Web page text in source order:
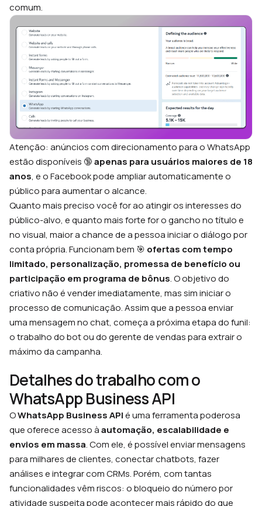
comum.
Atenção: anúncios com direcionamento para o WhatsApp
estão disponíveis 🔞apenas para usuários maiores de 18
anos, e o Facebook pode ampliar automaticamente o
público para aumentar o alcance.
Quanto mais preciso você for ao atingir os interesses do
público-alvo, e quanto mais forte for o gancho no título e
no visual, maior a chance de a pessoa iniciar o diálogo por
conta própria. Funcionam bem 🎯 ofertas com tempo
limitado, personalização, promessa de benefício ou
participação em programa de bônus. O objetivo do
criativo não é vender imediatamente, mas sim iniciar o
processo de comunicação. Assim que a pessoa enviar
uma mensagem no chat, começa a próxima etapa do funil:
o trabalho do bot ou do gerente de vendas para extrair o
máximo da campanha.
Detalhes do trabalho com o
WhatsApp Business API
OWhatsApp Business APIé uma ferramenta poderosa
que oferece acesso àautomação, escalabilidade e
envios em massa. Com ele, é possível enviar mensagens
para milhares de clientes, conectar chatbots, fazer
análises e integrar com CRMs. Porém, com tantas
funcionalidades vêm riscos: o bloqueio do número por
atividade suspeita pode acontecer mais rápido do que